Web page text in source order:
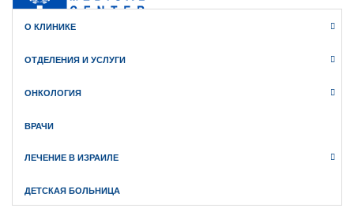
WhatsApp
VK Мессенджер
О КЛИНИКЕ
ОТДЕЛЕНИЯ И УСЛУГИ
ОНКОЛОГИЯ
ВРАЧИ
ЛЕЧЕНИЕ В ИЗРАИЛЕ
ДЕТСКАЯ БОЛЬНИЦА
Главная // Новости //